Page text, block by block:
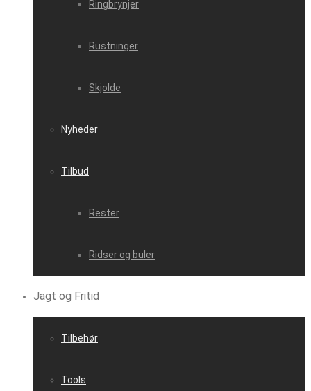
Ringbrynjer
Rustninger
Skjolde
Nyheder
Tilbud
Rester
Ridser og buler
Jagt og Fritid
Tilbehør
Tools